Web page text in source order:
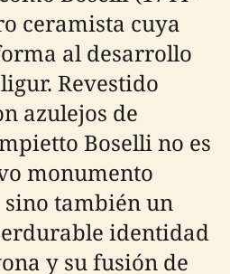
ceramista cuya
al desarrollo
Revestido
azulejos de
Boselli no es
monumento
también un
identidad
y su fusión de